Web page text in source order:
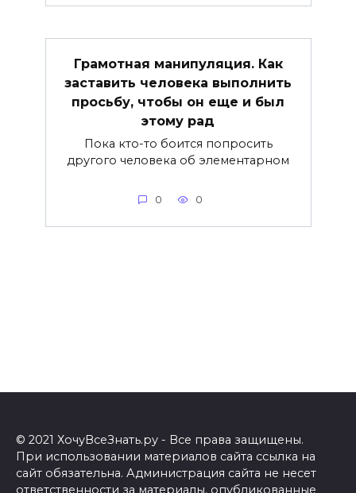
Грамотная манипуляция. Как
заставить человека выполнить
просьбу, чтобы он еще и был
этому рад
Пока кто-то боится попросить
другого человека об элементарном
0 0
© 2021 ХочуВсеЗнать.ру - Все права защищены.
При использовании материалов сайта ссылка на
сайт обязательна. Администрация сайта не несет
ответственности за материалы, опубликованные